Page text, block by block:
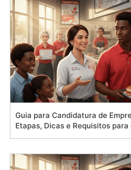
Guia para Candidatura de
Etapas, Dicas e Requisitos para